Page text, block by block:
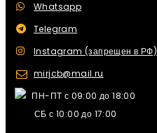
Whatsapp
Telegram
Instagram (запрещен в РФ)
mirjcb@mail.ru
ПН-ПТ с 09:00 до 18:00
СБ с 10:00 до 17:00